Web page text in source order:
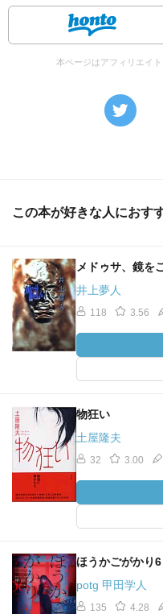
本ページはアフィリエイ
この本が好きな人におす
メドゥサ、鏡を
井上夢人
118 3.56
物狂い
土屋隆夫
32 3.00
ほうかごがかり
potg 甲田学人
135 4.28